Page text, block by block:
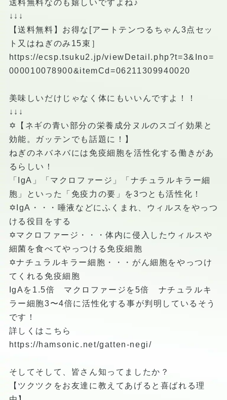
送料無料なのも嬉しいですよね♪
↓↓↓
【送料無料】お得な[アートテンつるちゃん3点セッ
ト又はねぎのみ15束］
https://ecsp.tsuku2.jp/viewDetail.php?t=3&Ino=
000010078900&itemCd=06211309940020
美味しいだけじゃなく体にもいいんですよ！！
↓↓↓
✡【ネギの青い部分の栄養成分ヌルのスゴイ効果と
効能。ガッテンでも話題に！】
ねぎのネバネバには免疫細胞を活性化する働きがあ
るらしい！
「IgA」「マクロファージ」「ナチュラルキラー細
胞」といった「免疫力の要」を3つとも活性化！
✡IgA・・・唾液などにふくまれ、ウィルスをやっつ
ける役目をする
✡マクロファージ・・・体内に侵入したウィルスや
細菌を食べてやっつける免疫細胞
✡ナチュラルキラー細胞・・・がん細胞をやっつけ
てくれる免疫細胞
IgAを1.5倍 マクロファージを5倍 ナチュラルキ
ラー細胞3〜4倍に活性化する事が判明しているそう
です！
詳しくはこちら
https://hamsonic.net/gatten-negi/
そしてそして、皆さん知ってましたか？
【ツクツクをお友達に教えてあげると喜ばれる理